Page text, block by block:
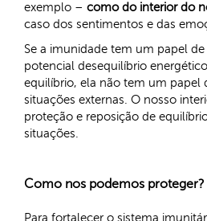
exemplo – como do interior do
caso dos sentimentos e das
Se a imunidade tem um papel
potencial desequilíbrio
equilíbrio, ela não tem um papel
situações externas. O nosso
proteção e reposição de
situações.
Como nos podemos proteger?
Para fortalecer o sistema